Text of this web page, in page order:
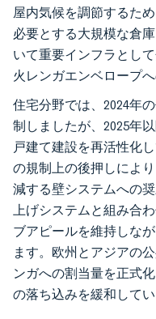
屋内気候を調節するた
必要とする大規模な倉
いて重要インフラとし
火レンガエンベロープ
住宅分野では、2024年
制しましたが、2025年
戸建て建設を再活性化
の規制上の後押しによ
減する壁システムへの
上げシステムと組み合
ブアピールを維持しな
ます。欧州とアジアの
ンガへの割当量を正式
の落ち込みを緩和してい